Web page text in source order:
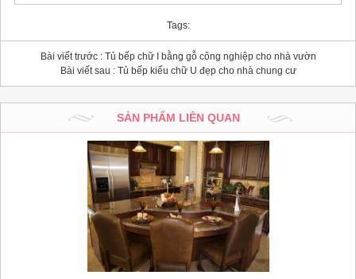
Tags:
Bài viết trước :Tủ bếp chữ I bằng gỗ công nghiệp cho nhà vườn
Bài viết sau :Tủ bếp kiểu chữ U đẹp cho nhà chung cư
SẢN PHẨM LIÊN QUAN